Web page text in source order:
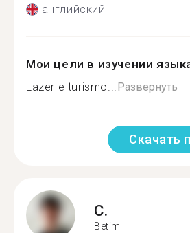
английский
Мои цели в изучении
Lazer e turismo...Развернуть
Скачать
C.
Betim